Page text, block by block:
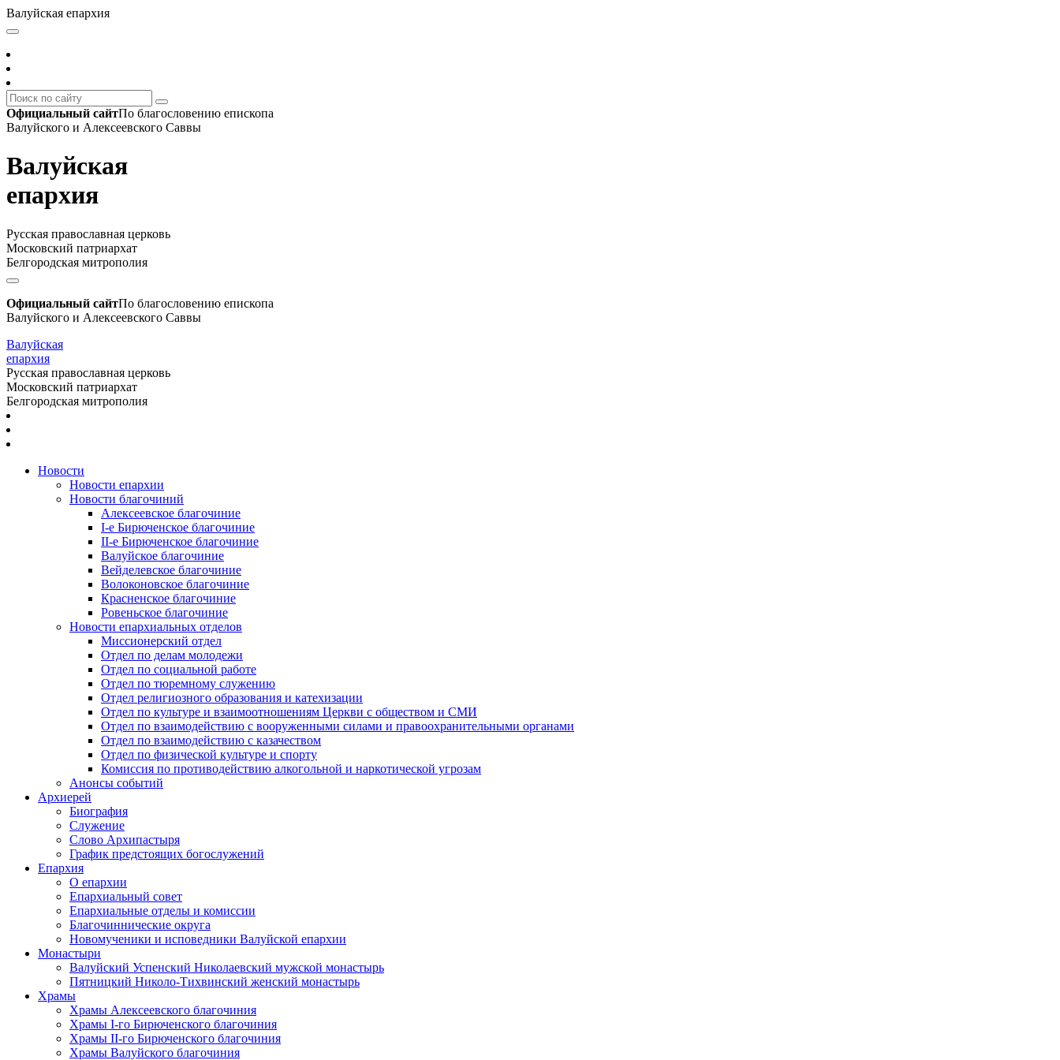
Валуйская епархия
Официальный сайтПо благословению епископа
Валуйского и Алексеевского Саввы
Валуйская
епархия
Русская православная церковь
Московский патриархат
Белгородская митрополия
Официальный сайтПо благословению епископа
Валуйского и Алексеевского Саввы
Валуйская
епархия
Русская православная церковь
Московский патриархат
Белгородская митрополия
Новости
Новости епархии
Новости благочиний
Алексеевское благочиние
I-е Бирюченское благочиние
II-е Бирюченское благочиние
Валуйское благочиние
Вейделевское благочиние
Волоконовское благочиние
Красненское благочиние
Ровеньское благочиние
Новости епархиальных отделов
Миссионерский отдел
Отдел по делам молодежи
Отдел по социальной работе
Отдел по тюремному служению
Отдел религиозного образования и катехизации
Отдел по культуре и взаимоотношениям Церкви с обществом и СМИ
Отдел по взаимодействию с вооруженными силами и правоохранительными органами
Отдел по взаимодействию с казачеством
Отдел по физической культуре и спорту
Комиссия по противодействию алкогольной и наркотической угрозам
Анонсы событий
Архиерей
Биография
Служение
Слово Архипастыря
График предстоящих богослужений
Епархия
О епархии
Епархиальный совет
Епархиальные отделы и комиссии
Благочиннические округа
Новомученики и исповедники Валуйской епархии
Монастыри
Валуйский Успенский Николаевский мужской монастырь
Пятницкий Николо-Тихвинский женский монастырь
Храмы
Храмы Алексеевского благочиния
Храмы I-го Бирюченского благочиния
Храмы II-го Бирюченского благочиния
Храмы Валуйского благочиния